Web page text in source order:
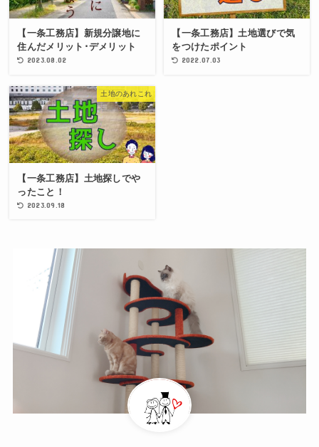
【一条工務店】新規分譲地に
住んだメリット･デメリット
2023.08.02
【一条工務店】土地選びで気
をつけたポイント
2022.07.03
土地のあれこれ
【一条工務店】土地探しでや
ったこと！
2023.09.18